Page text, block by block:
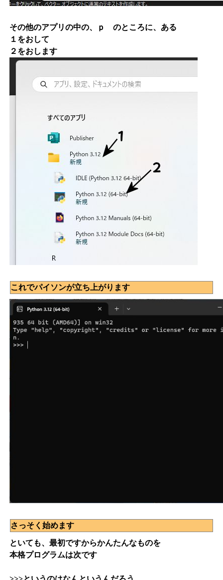
その他のアプリの中の、ｐ のところに、ある
１をおして
２をおします
これでパイソンが立ち上がります
さっそく始めます
といても、最初ですからかんたんなものを
本格プログラムは次です